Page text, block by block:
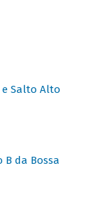
e Salto Alto
B da Bossa